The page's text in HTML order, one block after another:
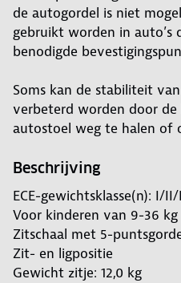
de autogordel is niet
gebruikt worden in auto’s
benodigde
Soms kan de stabiliteit
verbeterd worden door
autostoel weg te halen of
Beschrijving
ECE-gewichtsklasse(n): I/
Voor kinderen van 9-36
Zitschaal met 5-
Zit- en ligpositie
Gewicht zitje: 12,0 kg